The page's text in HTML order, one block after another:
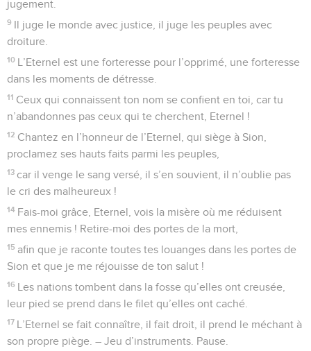
nations soient jugées devant toi !
21 Frappe-les d’épouvante, Eternel, que les peuples sachent
qu’ils ne sont que des hommes ! – Pause.
Psaumes 10
Seuls les Évangiles sont disponibles en vidéo pour le moment.
Quand tout semble perdu
1 Pourquoi, Eternel, te tiens-tu éloigné ? Pourquoi te caches-
tu dans les moments de détresse ?
2 Le méchant, dans son orgueil, poursuit les malheureux : ils
sont pris dans les pièges qu’il a conçus.
3 Le méchant se vante de ses mauvais désirs, le profiteur
maudit et méprise l’Eternel.
4 Le méchant dit, dans son arrogance : « Il ne punit pas ! Il n’y
a pas de Dieu ! » Voilà toutes ses pensées.
5 Ses entreprises réussissent en tout temps ; tes jugements